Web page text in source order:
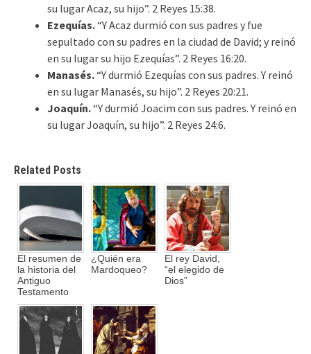
su lugar Acaz, su hijo”. 2 Reyes 15:38.
Ezequías.“Y Acaz durmió con sus padres y fue
sepultado con su padres en la ciudad de David; y reinó
en su lugar su hijo Ezequías”. 2 Reyes 16:20.
Manasés.“Y durmió Ezequías con sus padres. Y reinó
en su lugar Manasés, su hijo”. 2 Reyes 20:21.
Joaquín.“Y durmió Joacim con sus padres. Y reinó en
su lugar Joaquín, su hijo”. 2 Reyes 24:6.
Related Posts
El resumen de
la historia del
Antiguo
Testamento
¿Quién era
Mardoqueo?
El rey David,
“el elegido de
Dios”